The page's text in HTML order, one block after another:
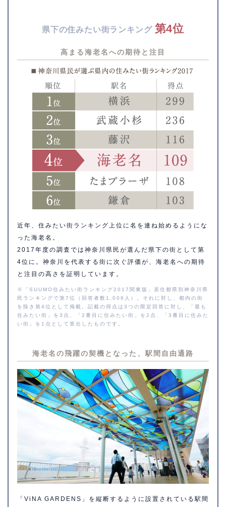
県下の住みたい街ランキング 第4位
高まる海老名への期待と注目
近年、住みたい街ランキング上位に名を連ね始めるようにな
った海老名。
2017年度の調査では神奈川県民が選んだ県下の街として第
4位に。神奈川を代表する街に次ぐ評価が、海老名への期待
と注目の高さを証明しています。
※「SUUMO住みたい街ランキング2017関東版」居住都県別神奈川県
民ランキングで第7位（回答者数1,006人）。それに対し、都内の街
を除き第4位として掲載。記載の得点は3つの限定回答に対し、「最も
住みたい街」を3点、「2番目に住みたい街」を2点、「3番目に住みた
い街」を1点として算出したものです。
海老名の飛躍の契機となった、 駅間自由通路
「ViNA GARDENS」を縦断するように設置されている駅間